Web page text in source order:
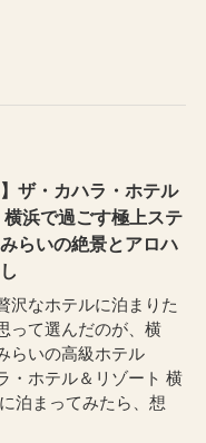
】ザ・カハラ・ホテル
横浜で過ごす極上ステ
らいの絶景とアロハ
沢なホテルに泊まりた
って選んだのが、横
らいの高級ホテル
・ホテル＆リゾート 横
泊まってみたら、想